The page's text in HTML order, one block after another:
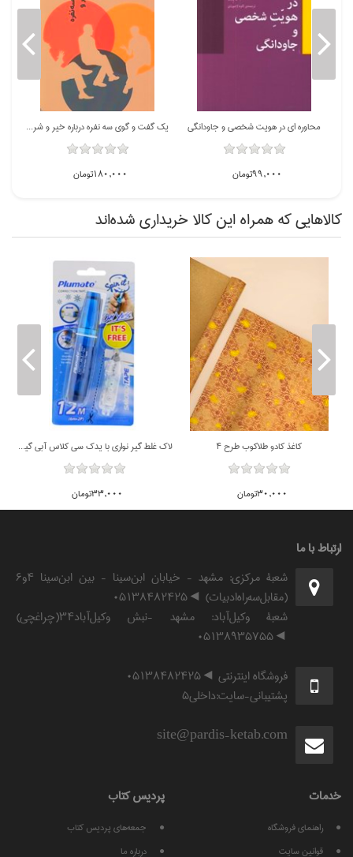
يك گفت و گوي سه نفره درباره خير و شر و وجود خدا
180,000تومان
محاوره اي در هويت شخصي و جاودانگي
99,000تومان
كالاهايي كه همراه اين كالا خريداري شده‌اند
لاك غلط گير نواري با يدك سي كلاس آبي گيره دار
33,000تومان
ناموجود
كاغذ كادو طلاکوب طرح 4
30,000تومان
ارتباط با ما
شعبۀ مرکزی: مشهد - خیابان ابن‌سینا - بین ابن‌سینا ۴و۶
(مقابل‌سه‌راه‌ادبیات) ◄۰۵۱۳۸۴۸۲۴۲۵
شعبۀ وکیل‌آباد: مشهد -نبش وکیل‌آباد۳۴(چراغچی)
◄۰۵۱۳۸۹۳۵۷۵۵
فروشگاه اینترنتی ◄۰۵۱۳۸۴۸۲۴۲۵
پشتیبانی-سایت:داخلی۵
site@pardis-ketab.com
خدمات
راهنمای فروشگاه
قوانين سايت
پرديس كتاب
جمعه‌های پردیس کتاب
درباره ما